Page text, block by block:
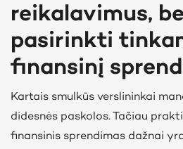
reikalavimus,
pasirinkti
finansinį
Kartais smulkūs verslininkai
didesnės paskolos. Tačiau
finansinis sprendimas dažnai